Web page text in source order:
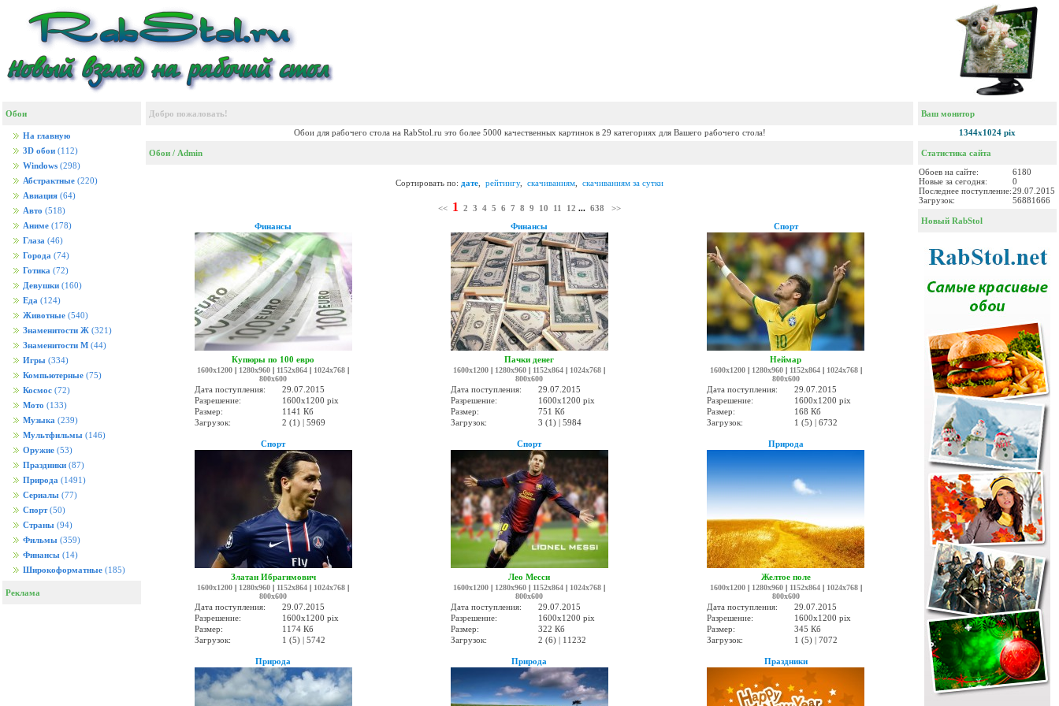
Обои
На главную
3D обои (112)
Windows (298)
Абстрактные (220)
Авиация (64)
Авто (518)
Аниме (178)
Глаза (46)
Города (74)
Готика (72)
Девушки (160)
Еда (124)
Животные (540)
Знаменитости Ж (321)
Знаменитости М (44)
Игры (334)
Компьютерные (75)
Космос (72)
Мото (133)
Музыка (239)
Мультфильмы (146)
Оружие (53)
Праздники (87)
Природа (1491)
Сериалы (77)
Спорт (50)
Страны (94)
Фильмы (359)
Финансы (14)
Широкоформатные (185)
Реклама
Добро пожаловать!
Обои для рабочего стола на RabStol.ru это более 5000 качественных картинок в 29 категориях для Вашего рабочего стола!
Обои / Admin
Сортировать по: дате рейтингу, скачиваниям скачиваниям за сутки
<< 1 2 3 4 5 6 7 8 9 10 11 12 ... 638
>>
Финансы
Купюры по 100 евро
1600x1200 | 1280x960 | 1152x864 | 1024x768 |
800x600
Дата поступления:
29.07.2015
Разрешение:
1600x1200 pix
Размер:
1141 Кб
Загрузок:
2 (1) | 5969
Финансы
Пачки денег
1600x1200 | 1280x960 | 1152x864 | 1024x768 |
800x600
Дата поступления:
29.07.2015
Разрешение:
1600x1200 pix
Размер:
751 Кб
Загрузок:
3 (1) | 5984
Спорт
Неймар
1600x1200| 1280x960| 1152x864| 1024x768|
800x600
Дата поступления:
29.07.2015
Разрешение:
1600x1200 pix
Размер:
168 Кб
Загрузок:
1 (5) | 6732
Спорт
Златан Ибрагимович
1600x1200 | 1280x960 | 1152x864 | 1024x768 |
800x600
Дата поступления:
29.07.2015
Разрешение:
1600x1200 pix
Размер:
1174 Кб
Загрузок:
1 (5) | 5742
Спорт
Лео Месси
1600x1200 | 1280x960 | 1152x864 | 1024x768 |
800x600
Дата поступления:
29.07.2015
Разрешение:
1600x1200 pix
Размер:
322 Кб
Загрузок:
2 (6) | 11232
Природа
Желтое поле
1600x1200| 1280x960| 1152x864| 1024x768|
800x600
Дата поступления:
29.07.2015
Разрешение:
1600x1200 pix
Размер:
345 Кб
Загрузок:
1 (5) | 7072
Природа Природа Праздники
Ваш монитор
1344x1024 pix
Статистика сайта
Обоев на сайте:
6180
Новые за сегодня:
0
Последнее поступление:29.07.2015
Загрузок:
56881666
Новый RabStol